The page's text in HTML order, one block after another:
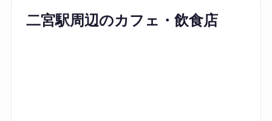
二宮駅周辺のカフェ・飲食店